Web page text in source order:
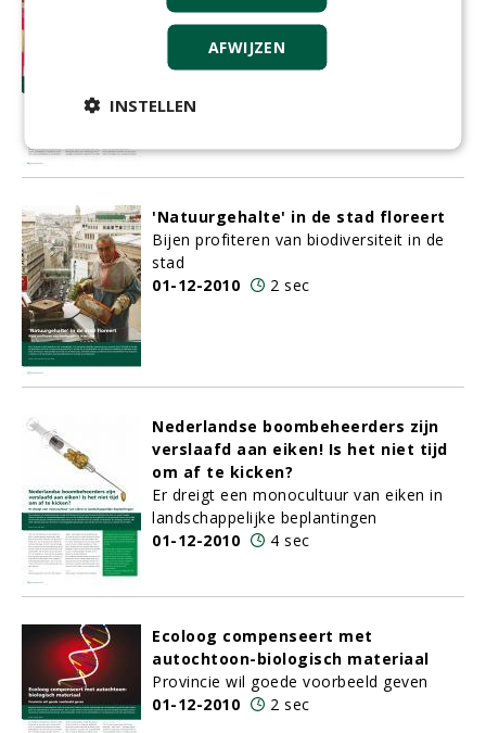
And the winner is....Miss Nothofagus
Nothofagus antarctica verkozen tot
boom van het jaar 2011
01-12-2010
2 sec
'Natuurgehalte' in de stad floreert
Bijen profiteren van biodiversiteit in de
stad
01-12-2010
2 sec
Nederlandse boombeheerders zijn
verslaafd aan eiken! Is het niet tijd
om af te kicken?
Er dreigt een monocultuur van eiken in
landschappelijke beplantingen
01-12-2010
4 sec
Ecoloog compenseert met
autochtoon-biologisch materiaal
Provincie wil goede voorbeeld geven
01-12-2010
2 sec
AFWIJZEN
INSTELLEN